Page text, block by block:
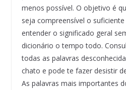
menos possível. O objetivo é
seja compreensível o
entender o significado geral
dicionário o tempo todo.
todas as palavras
chato e pode te fazer desistir
As palavras mais importantes